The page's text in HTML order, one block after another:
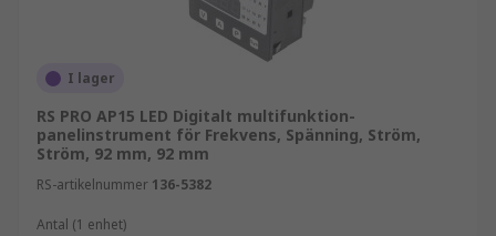
I lager
RS PRO AP15 LED Digitalt multifunktion-
panelinstrument för Frekvens, Spänning, Ström,
Ström, 92 mm, 92 mm
RS-artikelnummer 136-5382
Antal (1 enhet)